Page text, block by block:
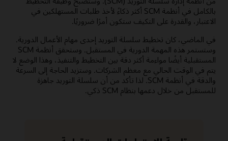
بالكامل في أنظمة SCM أكثر ذكاءً لأخذ طلبات المستهلكين في
الاعتبار، والقدرة على التكيف ستكون أمرًا ضروريًا.
في الماضي، كان تخطيط سلسلة التوريد إحدى مهام الأعمال الدورية.
وستستمر هذه المهمة الدورية في المستقبل. وستحقق أنظمة SCM
المستقبلية أيضًا مواءمة أكثر دقة بين التخطيط والتنفيذ، وهذا الوضع لا
يتم في الوقت الحالي مع معظم الشركات. وستزيد الحاجة إلى السرعة
والدقة في أنظمة SCM. لذا تأكد من أن سلسلة التوريد جاهزة
للمستقبل من خلال دعمها بنظام SCM ذكي.